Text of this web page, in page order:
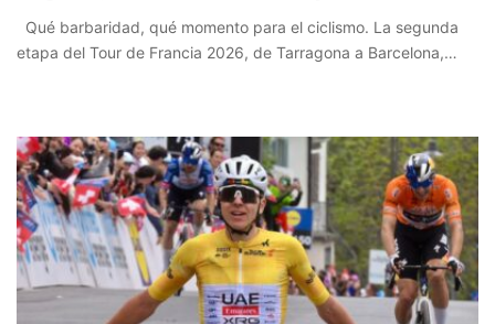
Qué barbaridad, qué momento para el ciclismo. La segunda
etapa del Tour de Francia 2026, de Tarragona a Barcelona,…